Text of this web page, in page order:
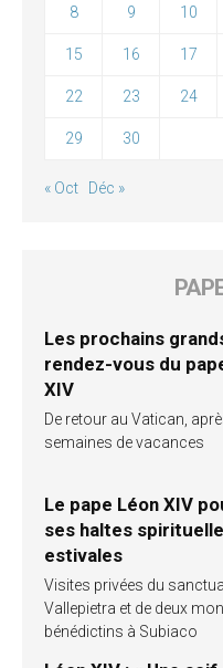
8 9 10
15 16 17
22 23 24
29 30
« Oct Déc »
Les prochains
rendez-vous du
XIV
De retour au Vatican,
semaines de vacances
Le pape Léon XIV
ses haltes
estivales
Visites privées du
Vallepietra et de deux
bénédictins à Subiaco